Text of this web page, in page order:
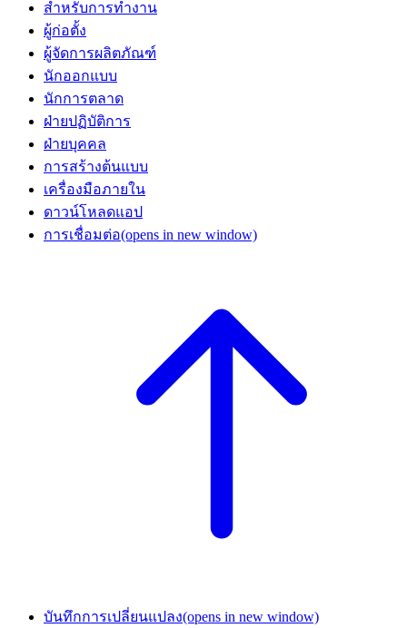
สำหรับการทำงาน
ผู้ก่อตั้ง
ผู้จัดการผลิตภัณฑ์
นักออกแบบ
นักการตลาด
ฝ่ายปฏิบัติการ
ฝ่ายบุคคล
การสร้างต้นแบบ
เครื่องมือภายใน
ดาวน์โหลดแอป
การเชื่อมต่อ(opens in new window)
บันทึกการเปลี่ยนแปลง(opens in new window)